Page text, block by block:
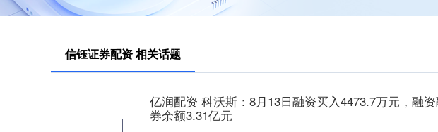
信钰证券配资 相关话题
亿润配资 科沃斯：8月13日融资买入4473.7万元，融
券余额3.31亿元